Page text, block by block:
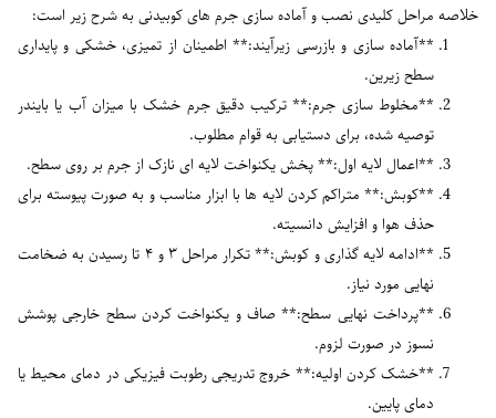
خلاصه مراحل کلیدی نصب و آماده سازی جرم های کوبیدنی به شرح زیر است:
**آماده سازی و بازرسی زیرآیند:** اطمینان از تمیزی، خشکی و پایداری
سطح زیرین.
**مخلوط سازی جرم:** ترکیب دقیق جرم خشک با میزان آب یا بایندر
توصیه شده، برای دستیابی به قوام مطلوب.
**اعمال لایه اول:** پخش یکنواخت لایه ای نازک از جرم بر روی سطح.
**کوبش:** متراکم کردن لایه ها با ابزار مناسب و به صورت پیوسته برای
حذف هوا و افزایش دانسیته.
**ادامه لایه گذاری و کوبش:** تکرار مراحل ۳ و ۴ تا رسیدن به ضخامت
نهایی مورد نیاز.
**پرداخت نهایی سطح:** صاف و یکنواخت کردن سطح خارجی پوشش
نسوز در صورت لزوم.
**خشک کردن اولیه:** خروج تدریجی رطوبت فیزیکی در دمای محیط یا
دمای پایین.